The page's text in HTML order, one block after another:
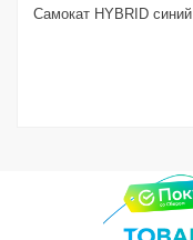
Самокат HYBRID синий